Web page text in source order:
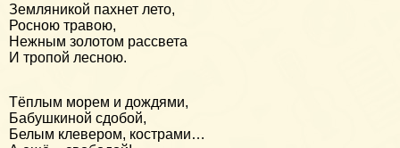
Земляникой пахнет лето,
Росною травою,
Нежным золотом рассвета
И тропой лесною.
Тёплым морем и дождями,
Бабушкиной сдобой,
Белым клевером, кострами…